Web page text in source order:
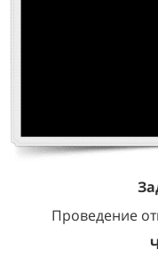
Проведение